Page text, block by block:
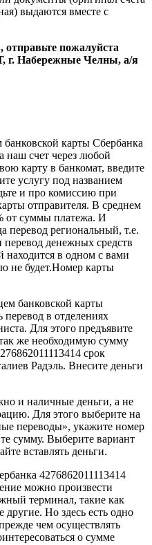
выдаются вместе с
отправьте пожалуйста
г. Набережные Челны, а/я
банковской карты Сбербанка
наш счет через любой
карту в банкомат, введите
услугу под названием
и про комиссию при
отправителя. В среднем
от суммы платежа. И
перевод региональный, т.е.
перевод денежных средств
находится в одном с вами
не будет.Номер карты
банковской карты
перевод в отделениях
Для этого предъявите
же необходимую сумму
срок
Радэль. Внесите деньги
и наличные деньги, а не
Для этого выберите на
переводы», укажите номер
сумму. Выберите вариант
вставлять деньги.
4276862011113414
можно произвести
терминал, такие как
Но здесь есть одно
чем осуществлять
о сумме